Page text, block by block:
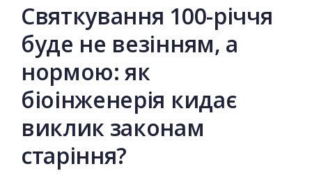
Святкування 100-річчя
буде не везінням, а
нормою: як
біоінженерія кидає
виклик законам
старіння?